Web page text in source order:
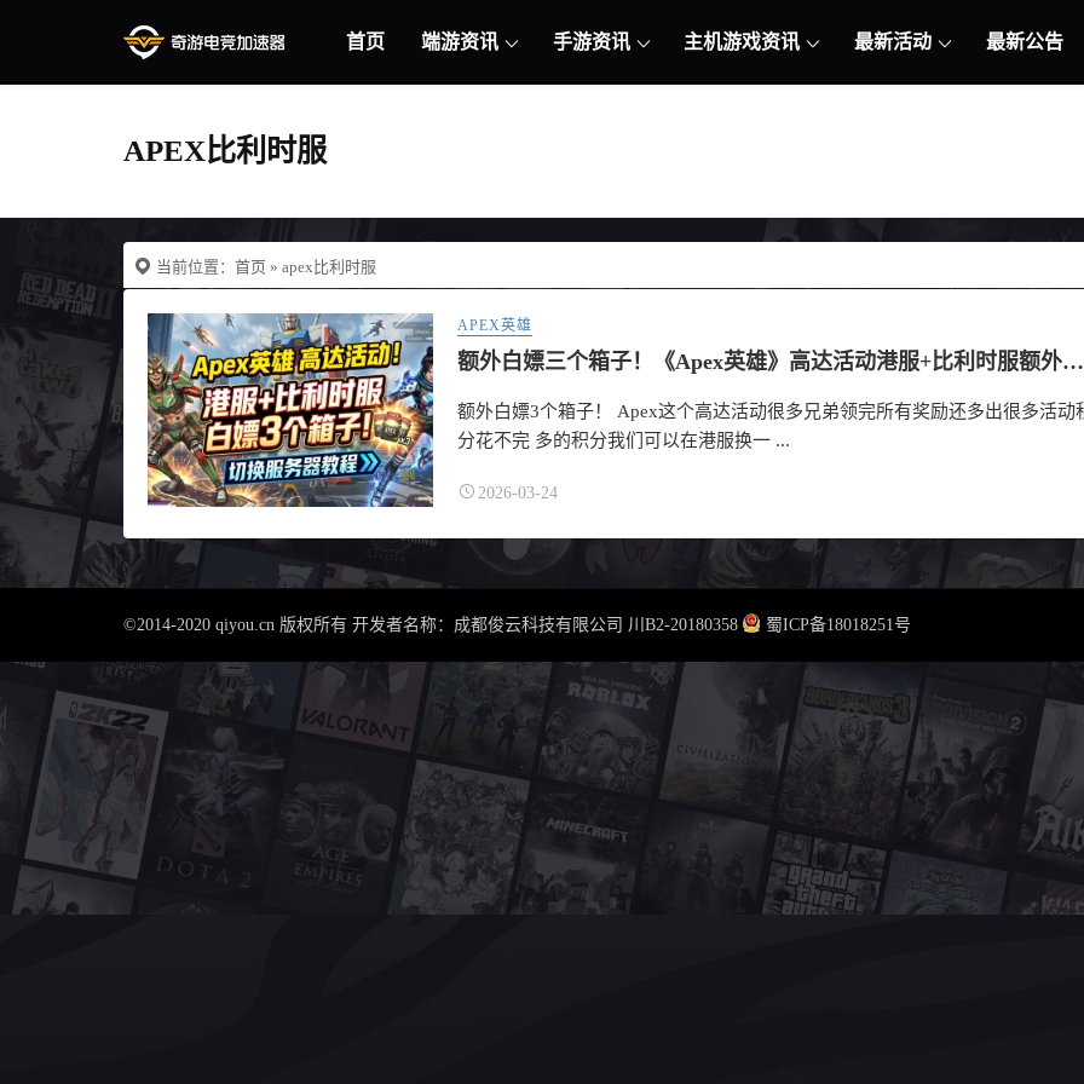
首页 端游资讯 手游资讯 主机游戏资讯 最新活动 最新公告
APEX比利时服
当前位置： 首页 » apex比利时服
APEX英雄
额外白嫖三个箱子！《Apex英雄》高达活动港服+比利时服额外获得3个箱子，切换游玩区服教程
额外白嫖3个箱子！ Apex这个高达活动很多兄弟领完所有奖励还多出很多活动
分花不完 多的积分我们可以在港服换一 ...
2026-03-24
©2014-2020 qiyou.cn 版权所有 开发者名称：成都俊云科技有限公司 川B2-20180358 蜀ICP备18018251号